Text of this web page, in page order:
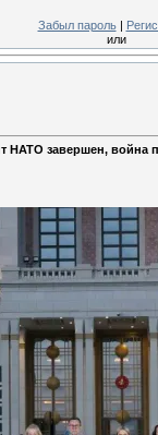
Забыл пароль|
или
НАТО завершен, война